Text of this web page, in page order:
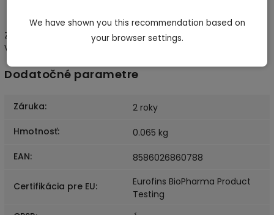
ZLOŽENIE: Melatonin, Magnesium, Lavender essential oil,
Valerian root, GABA, Hops, 5-HTP, L-Theanine
Dodatočné parametre
Záruka:
2 roky
Hmotnosť:
0.065 kg
EAN: 8586026860788
Certifikácia pre EU:
Eurofins BioPharma Product
Testing
We have shown you this recommendation based on
your browser settings.